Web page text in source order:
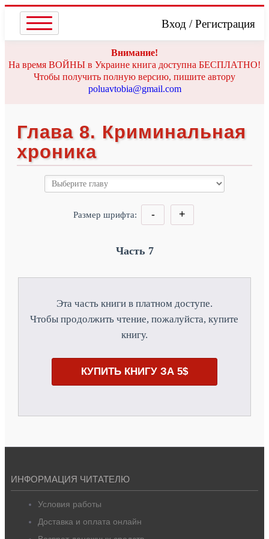
Вход /Регистрация
Внимание!
На время ВОЙНЫ в Украине книга доступна БЕСПЛАТНО!
Чтобы получить полную версию, пишите автору
poluavtobia@gmail.com
Глава 8. Криминальная
хроника
Размер шрифта: - +
Часть 7
Эта часть книги в платном доступе.
Чтобы продолжить чтение, пожалуйста, купите
книгу.
КУПИТЬ КНИГУ ЗА 5$
ИНФОРМАЦИЯ ЧИТАТЕЛЮ
Условия работы
Доставка и оплата онлайн